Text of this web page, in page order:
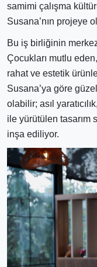
samimi çalışma
Susana’nın projeye
Bu iş birliğinin
Çocukları mutlu
rahat ve estetik
Susana’ya göre
olabilir; asıl
ile yürütülen tasarım
inşa ediliyor.